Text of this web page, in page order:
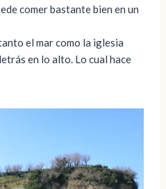
comer bastante bien en un
el mar como la iglesia
en lo alto. Lo cual hace